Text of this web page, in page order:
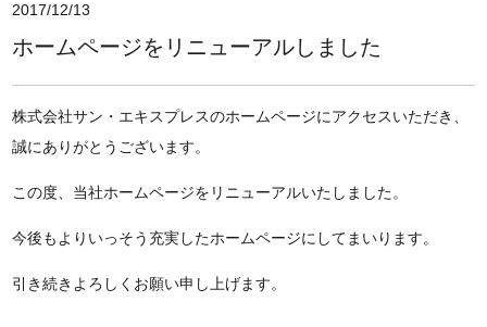
2017/12/13
ホームページをリニューアルしました
株式会社サン・エキスプレスのホームページにアクセスいただき、
誠にありがとうございます。
この度、当社ホームページをリニューアルいたしました。
今後もよりいっそう充実したホームページにしてまいります。
引き続きよろしくお願い申し上げます。